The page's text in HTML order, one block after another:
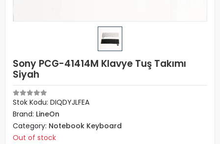
Sony PCG-41414M Klavye Tuş Takımı
Siyah
Stok Kodu: DIQDYJLFEA
Brand: LineOn
Category: Notebook Keyboard
Out of stock